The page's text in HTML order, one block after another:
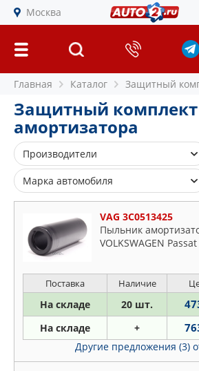
Москва
Главная Каталог Защитный
Защитный комплект
амортизатора
Производители
AMIWA
ASAM S.A.
ASPARTS
AUTOFREN S
AVANTECH
BILSTEIN
BLUE PRINT
BMW
BSG
Марка автомобиля
Alfa Romeo
Audi
BMW
Chrysler
Citroen
Daewoo
Daihatsu
VAG 3C0513425
Пыльник
VOLKSWAGEN
Поставка Наличие
На складе 20 шт.
На складе +
Другие предложения (3)